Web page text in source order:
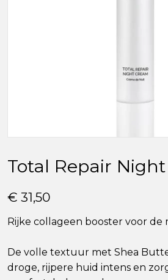
Total Repair
€ 31,50
Rijke collageen booster voor de
De volle textuur met Shea
droge, rijpere huid intens en